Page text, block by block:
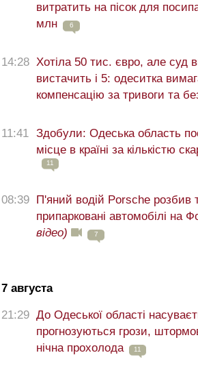
витратить на пісок для
млн
6
14:28 Хотіла 50 тис. євро, але суд
вистачить і 5: одеситка
компенсацію за тривоги та
11:41 Здобули: Одеська область
місце в країні за кількістю
11
08:39
П'яний водій Porsche розбив
припарковані автомобілі на
відео)
7
7 августа
21:29 До Одеської області
прогнозуються грози,
нічна прохолода
11